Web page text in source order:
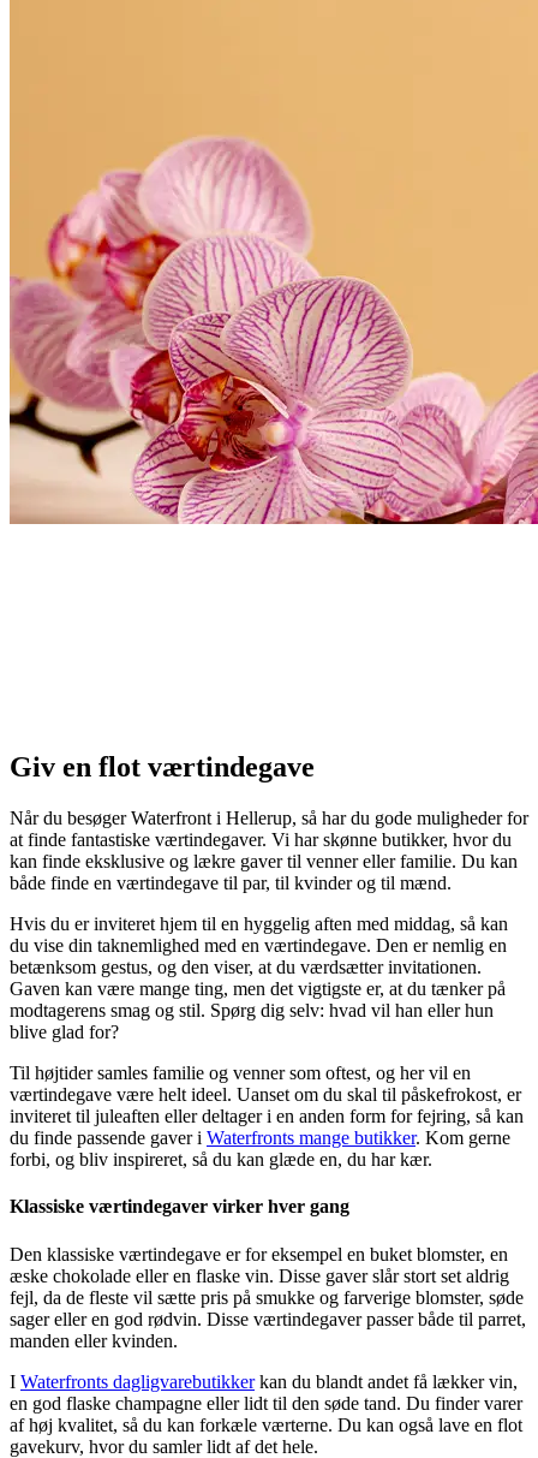
Giv en flot værtindegave
Når du besøger Waterfront i Hellerup, så har du gode muligheder for
at finde fantastiske værtindegaver. Vi har skønne butikker, hvor du
kan finde eksklusive og lækre gaver til venner eller familie. Du kan
både finde en værtindegave til par, til kvinder og til mænd.
Hvis du er inviteret hjem til en hyggelig aften med middag, så kan
du vise din taknemlighed med en værtindegave. Den er nemlig en
betænksom gestus, og den viser, at du værdsætter invitationen.
Gaven kan være mange ting, men det vigtigste er, at du tænker på
modtagerens smag og stil. Spørg dig selv: hvad vil han eller hun
blive glad for?
Til højtider samles familie og venner som oftest, og her vil en
værtindegave være helt ideel. Uanset om du skal til påskefrokost, er
inviteret til juleaften eller deltager i en anden form for fejring, så kan
du finde passende gaver i Waterfronts mange butikker. Kom gerne
forbi, og bliv inspireret, så du kan glæde en, du har kær.
Klassiske værtindegaver virker hver gang
Den klassiske værtindegave er for eksempel en buket blomster, en
æske chokolade eller en flaske vin. Disse gaver slår stort set aldrig
fejl, da de fleste vil sætte pris på smukke og farverige blomster, søde
sager eller en god rødvin. Disse værtindegaver passer både til parret,
manden eller kvinden.
I Waterfronts dagligvarebutikkerkan du blandt andet få lækker vin,
en god flaske champagne eller lidt til den søde tand. Du finder varer
af høj kvalitet, så du kan forkæle værterne. Du kan også lave en flot
gavekurv, hvor du samler lidt af det hele.